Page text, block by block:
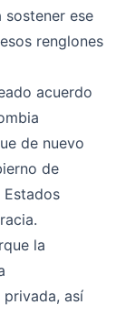
ese
renglones
acuerdo
de nuevo
de
la
así